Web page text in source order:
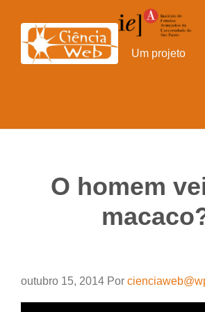
para
conteúdo
Um projeto
O homem
outubro 15, 2014 Por